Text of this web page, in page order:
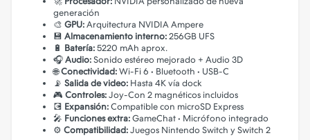
generación
🎨 GPU: Arquitectura NVIDIA Ampere
💾 Almacenamiento interno: 256GB UFS
🔋 Batería: 5220 mAh aprox.
🎧 Audio: Sonido estéreo mejorado + Audio 3D
🌐Conectividad: Wi-Fi 6 • Bluetooth • USB-C
📡 Salida de video: Hasta 4K vía dock
🎮 Controles: Joy-Con 2 magnéticos incluidos
💽 Expansión: Compatible con microSD Express
🎤 Funciones extra: GameChat • Micrófono integrado
⚙️ Compatibilidad: Juegos Nintendo Switch y Switch 2